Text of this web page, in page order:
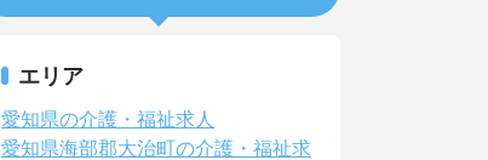
エリア
愛知県の介護・福祉求人
愛知県海部郡大治町の介護・福祉求